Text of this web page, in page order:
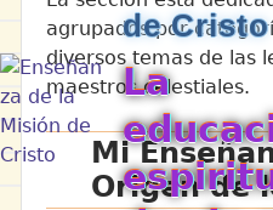
de Cristo
La
agrupados por
diversos temas de las
maestros celestiales.
Mi
Origen de